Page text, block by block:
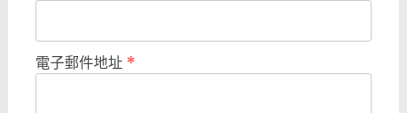
電子郵件地址 *